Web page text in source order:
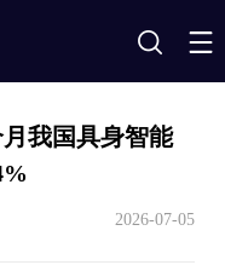
搜
我国具身智能
2026-07-05